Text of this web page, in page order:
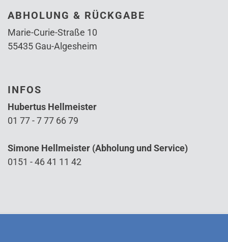
ABHOLUNG & RÜCKGABE
Marie-Curie-Straße 10
55435 Gau-Algesheim
INFOS
Hubertus Hellmeister
01 77 - 7 77 66 79
Simone Hellmeister (Abholung und Service)
0151 - 46 41 11 42